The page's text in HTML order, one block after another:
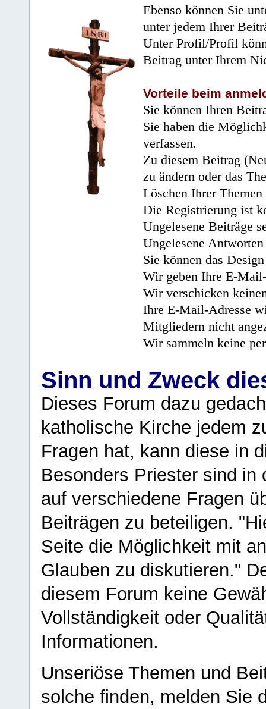
Ebenso können Sie
unter jedem Ihrer
Unter Profil/Profil
Beitrag unter Ihrem
Vorteile beim
Sie können Ihren
Sie haben die
verfassen.
Zu diesem Beitrag
zu ändern oder das
Löschen Ihrer
Die Registrierung ist
Ungelesene Beiträge
Ungelesene
Sie können das
Wir geben Ihre E-
Wir verschicken
Ihre E-Mail-Adresse
Mitgliedern nicht
Wir sammeln keine
Sinn und Zweck
Dieses Forum dazu
katholische Kirche jedem
Fragen hat, kann diese in
Besonders Priester sind in
auf verschiedene Fragen
Beiträgen zu beteiligen.
Seite die Möglichkeit mit
Glauben zu diskutieren."
diesem Forum keine
Vollständigkeit oder
Informationen.
Unseriöse Themen und
solche finden, melden Sie